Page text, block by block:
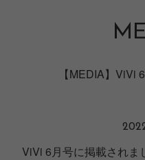
【MEDIA】ViVi
ViVi 6月号に掲載されま